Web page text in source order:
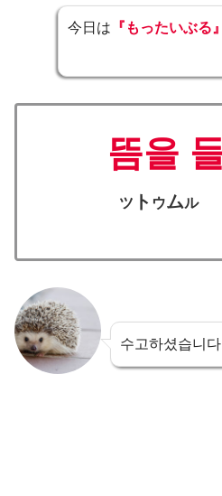
今日は 『もったいぶる』
뜸을
ツ ト ウムル
수고하셨습니다